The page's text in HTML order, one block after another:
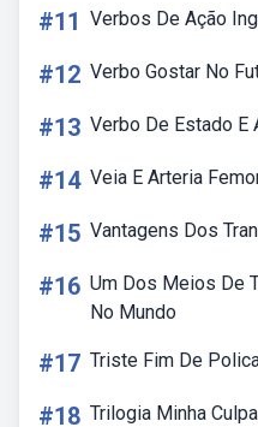
#11 Verbos De Ação
#12 Verbo Gostar No
#13 Verbo De Estado E
#14 Veia E Arteria
#15 Vantagens Dos
#16 Um Dos Meios De
No Mundo
#17 Triste Fim De
#18 Trilogia Minha